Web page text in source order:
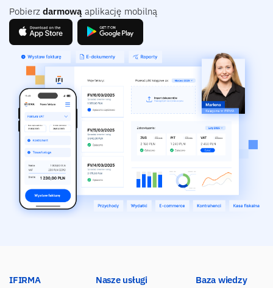
Pobierz darmową aplikację mobilną
IFIRMA Nasze usługi Baza wiedzy